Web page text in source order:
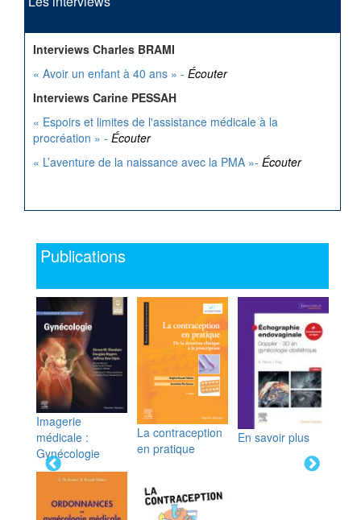
Interviews Charles BRAMI
« Avoir un enfant à 40 ans » - Écouter
Interviews Carine PESSAH
« Espoirs et limites de l'assistance médicale à la
procréation » - Écouter
« L’aventure de la naissance avec la PMA »- Écouter
Publications
Imagerie
médicale :
Gynécologie
La contraception
en pratique
En savoir plus